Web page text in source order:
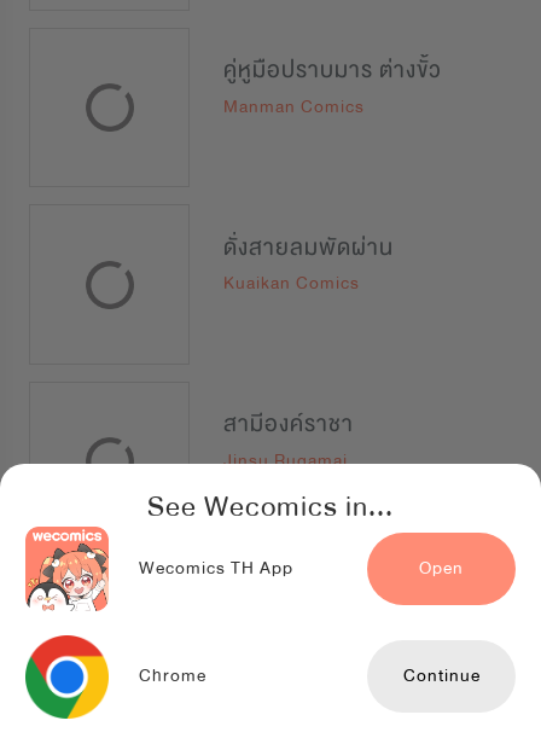
See Wecomics in...
Wecomics TH App Open
Chrome Continue
คู่หูมือปราบมาร ต่างขั้ว
Manman Comics
ดั่งสายลมพัดผ่าน
Kuaikan Comics
สามีองค์ราชา
Jinsu Rugamai
นักแปรธาตุจันทร์เพ็ญ